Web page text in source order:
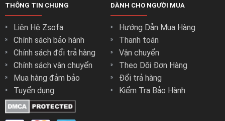
THÔNG TIN CHUNG
Liên Hệ Zsofa
Chính sách bảo hành
Chính sách đổi trả hàng
Chính sách vận chuyển
Mua hàng đảm bảo
Tuyển dụng
DÀNH CHO NGƯỜI MUA
Hướng Dẫn Mua Hàng
Thanh toán
Vận chuyển
Theo Dõi Đơn Hàng
Đổi trả hàng
Kiểm Tra Bảo Hành